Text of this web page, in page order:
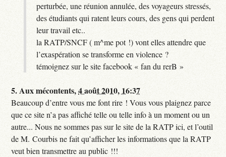
perturbée, une réunion annulée, des voyageurs stressés,
des étudiants qui ratent leurs cours, des gens qui perdent
leur travail etc..
la RATP/SNCF ( m^me pot !) vont elles attendre que
l’exaspération se transforme en violence ?
témoignez sur le site facebook « fan du rerB »
5.Aux mécontents,4 août 2010, 16:37
Beaucoup d’entre vous me font rire ! Vous vous plaignez parce
que ce site n’a pas affiché telle ou telle info à un moment ou un
autre... Nous ne sommes pas sur le site de la RATP ici, et l’outil
de M. Courbis ne fait qu’afficher les informations que la RATP
veut bien transmettre au public !!!